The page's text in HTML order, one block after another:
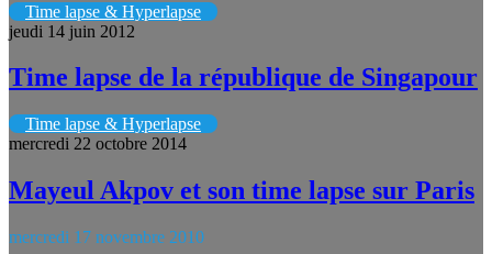
Time lapse & Hyperlapse
jeudi 14 juin 2012
Time lapse de la république de Singapour
Time lapse & Hyperlapse
mercredi 22 octobre 2014
Mayeul Akpov et son time lapse sur Paris
mercredi 17 novembre 2010